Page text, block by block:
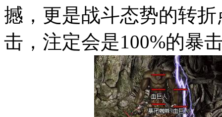
撼，更是战斗态势的转
击，注定会是100%的暴